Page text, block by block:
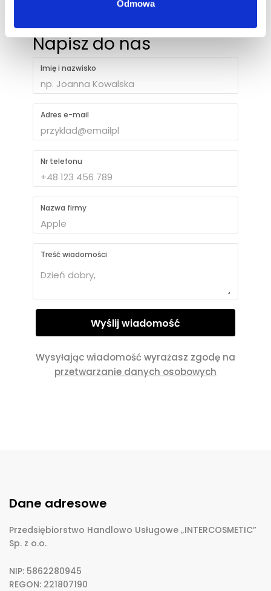
Odmowa
Napisz do nas
Imię i nazwisko
Adres e-mail
Nr telefonu
Nazwa firmy
Treść wiadomości
Wysyłając wiadomość wyrażasz zgodę na
przetwarzanie danych osobowych
Dane adresowe
Przedsiębiorstwo Handlowo Usługowe „INTERCOSMETIC”
Sp. z o.o.
NIP: 5862280945
REGON: 221807190